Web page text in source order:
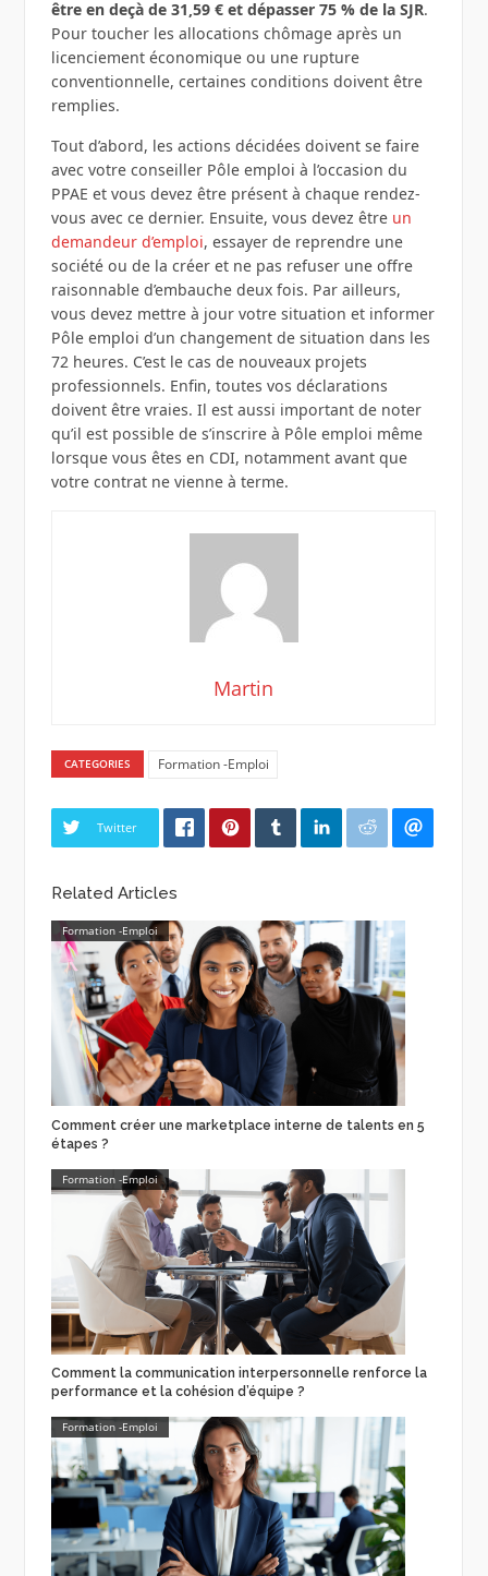
être en deçà de 31,59 € et dépasser 75 % de la SJR.
Pour toucher les allocations chômage après un
licenciement économique ou une rupture
conventionnelle, certaines conditions doivent être
remplies.
Tout d’abord, les actions décidées doivent se faire
avec votre conseiller Pôle emploi à l’occasion du
PPAE et vous devez être présent à chaque rendez-
vous avec ce dernier. Ensuite, vous devez être un
demandeur d’emploi, essayer de reprendre une
société ou de la créer et ne pas refuser une offre
raisonnable d’embauche deux fois. Par ailleurs,
vous devez mettre à jour votre situation et informer
Pôle emploi d’un changement de situation dans les
72 heures. C’est le cas de nouveaux projets
professionnels. Enfin, toutes vos déclarations
doivent être vraies. Il est aussi important de noter
qu’il est possible de s’inscrire à Pôle emploi même
lorsque vous êtes en CDI, notamment avant que
votre contrat ne vienne à terme.
Martin
CATEGORIES Formation -Emploi
Twitter
Related Articles
Formation -Emploi
Comment créer une marketplace interne de talents en 5
étapes ?
Formation -Emploi
Comment la communication interpersonnelle renforce la
performance et la cohésion d’équipe ?
Formation -Emploi